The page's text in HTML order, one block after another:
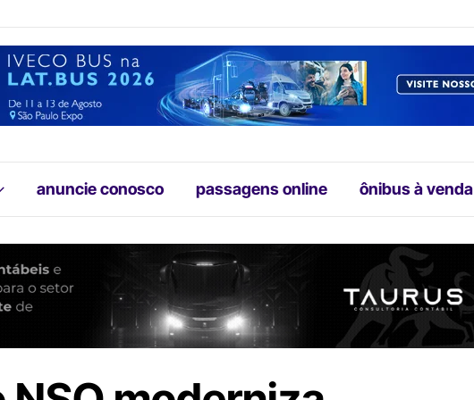
anuncie conosco passagens online ônibus à venda